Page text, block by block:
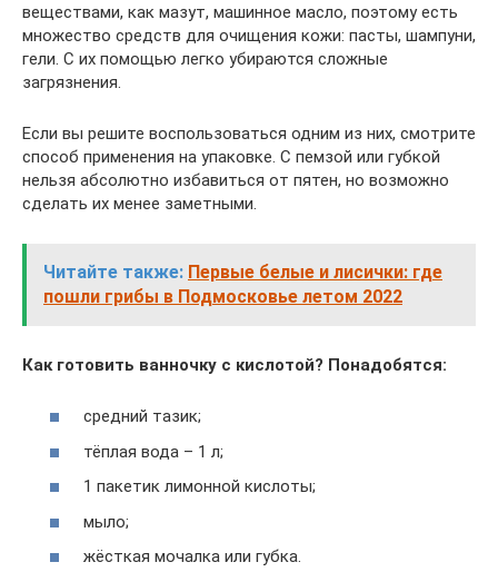
веществами, как мазут, машинное масло, поэтому есть
множество средств для очищения кожи: пасты, шампуни,
гели. С их помощью легко убираются сложные
загрязнения.
Если вы решите воспользоваться одним из них, смотрите
способ применения на упаковке. С пемзой или губкой
нельзя абсолютно избавиться от пятен, но возможно
сделать их менее заметными.
Читайте также: Первые белые и лисички: где
пошли грибы в Подмосковье летом 2022
Как готовить ванночку с кислотой? Понадобятся:
средний тазик;
тёплая вода – 1 л;
1 пакетик лимонной кислоты;
мыло;
жёсткая мочалка или губка.